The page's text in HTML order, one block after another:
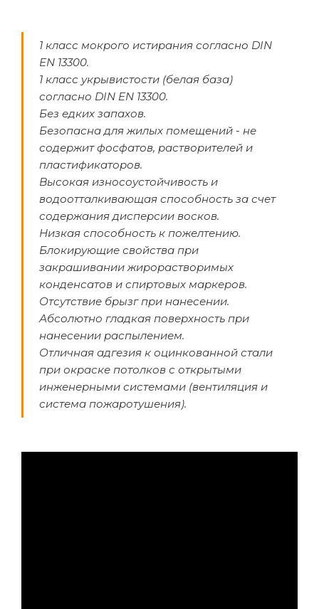
1 класс мокрого истирания согласно DIN
EN 13300.
1 класс укрывистости (белая база)
согласно DIN EN 13300.
Без едких запахов.
Безопасна для жилых помещений - не
содержит фосфатов, растворителей и
пластификаторов.
Высокая износоустойчивость и
водоотталкивающая способность за счет
содержания дисперсии восков.
Низкая способность к пожелтению.
Блокирующие свойства при
закрашивании жирорастворимых
конденсатов и спиртовых маркеров.
Отсутствие брызг при нанесении.
Абсолютно гладкая поверхность при
нанесении распылением.
Отличная адгезия к оцинкованной стали
при окраске потолков с открытыми
инженерными системами (вентиляция и
система пожаротушения).